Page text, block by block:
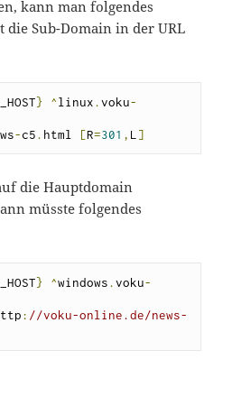
kann man folgendes
Sub-Domain in der URL
} ^linux .voku-
-c5 . html [R=301 , L ]
die Hauptdomain
müsste folgendes
} ^windows .voku-
: //voku-online.de/news-